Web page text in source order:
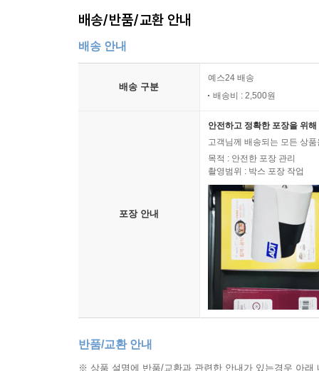
배송/반품/교환 안내
배송 안내
배송 구분
예스24 배송
배송비 : 2,500원
포장 안내
안전하고 정확한 포장을 위
고객님께 배송되는 모든 상
목적 : 안전한 포장 관리
촬영범위 : 박스 포장 작업
반품/교환 안내
※ 상품 설명에 반품/교환과 관련한 안내가 있는경우 아